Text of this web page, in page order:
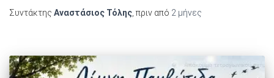
Συντάκτης Αναστάσιος Τόλης, πριν από 2 μήνες